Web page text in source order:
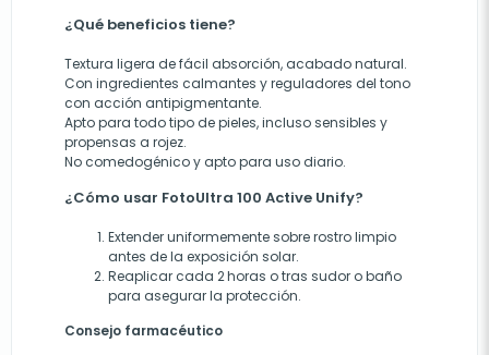
¿Qué beneficios tiene?
Textura ligera de fácil absorción, acabado natural.
Con ingredientes calmantes y reguladores del tono
con acción antipigmentante.
Apto para todo tipo de pieles, incluso sensibles y
propensas a rojez.
No comedogénico y apto para uso diario.
¿Cómo usar FotoUltra 100 Active Unify?
Extender uniformemente sobre rostro limpio
antes de la exposición solar.
Reaplicar cada 2 horas o tras sudor o baño
para asegurar la protección.
Consejo farmacéutico